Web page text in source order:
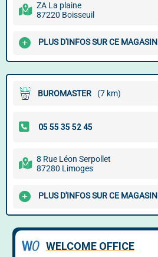
ZA La plaine
87220 Boisseuil
PLUS D'INFOS SUR CE MAGASIN
BUROMASTER (7 km)
8 Rue Léon Serpollet
87280 Limoges
PLUS D'INFOS SUR CE MAGASIN